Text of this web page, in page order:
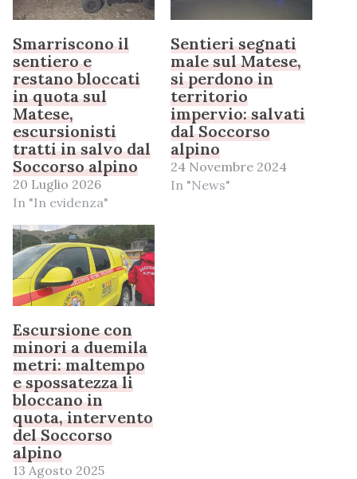
Smarriscono il
sentiero e
restano bloccati
in quota sul
Matese,
escursionisti
tratti in salvo dal
Soccorso alpino
20 Luglio 2026
In "In evidenza"
Sentieri segnati
male sul Matese,
si perdono in
territorio
impervio: salvati
dal Soccorso
alpino
24 Novembre 2024
In "News"
Escursione con
minori a duemila
metri: maltempo
e spossatezza li
bloccano in
quota, intervento
del Soccorso
alpino
13 Agosto 2025